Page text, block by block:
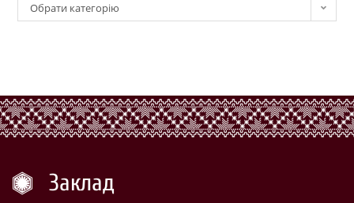
Обрати категорію
Заклад